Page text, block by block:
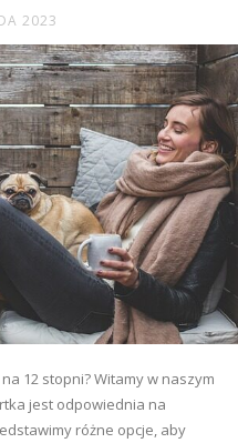
2023
12 stopni? Witamy w naszym
jest odpowiednia na
różne opcje, aby